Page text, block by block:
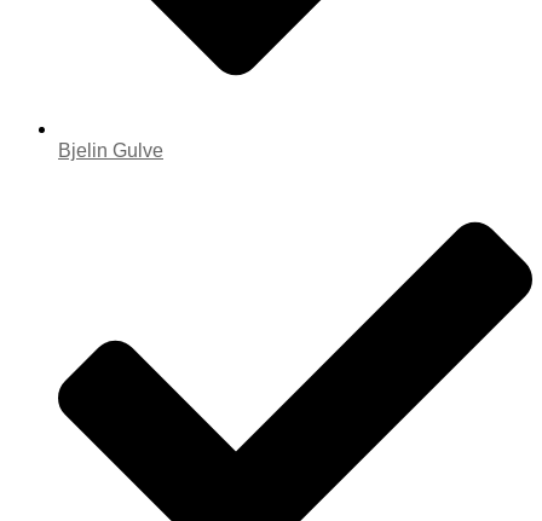
Bjelin Gulve